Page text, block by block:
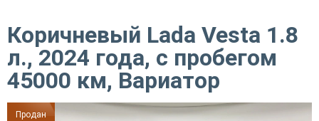
Коричневый Lada Vesta 1.8
л., 2024 года, с пробегом
45000 км, Вариатор
Продан